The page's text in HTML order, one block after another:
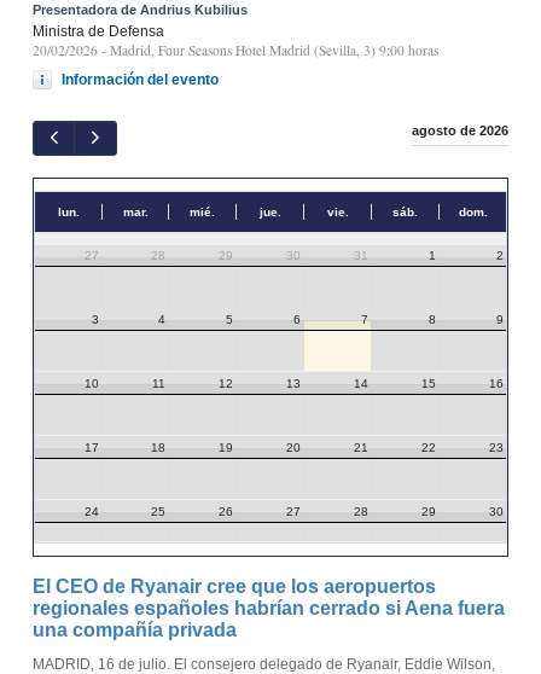
Presentadora de Andrius Kubilius
Ministra de Defensa
20/02/2026 - Madrid, Four Seasons Hotel Madrid (Sevilla, 3) 9:00 horas
Información del evento
agosto de 2026
lun. mar. mié. jue. vie. sáb. dom.
27 28 29 30 31 1 2
3 4 5 6 7 8 9
10 11 12 13 14 15 16
17 18 19 20 21 22 23
24 25 26 27 28 29 30
El CEO de Ryanair cree que los aeropuertos
regionales españoles habrían cerrado si Aena fuera
una compañía privada
MADRID, 16 de julio. El consejero delegado de Ryanair, Eddie Wilson,